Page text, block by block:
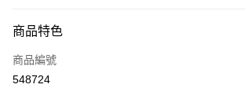
信用卡
Apple Pay
商品特色
商品編號
548724